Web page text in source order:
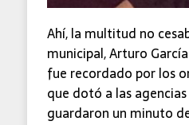
Ahí, la multitud no
municipal, Arturo
fue recordado por los
que dotó a las
guardaron un minuto